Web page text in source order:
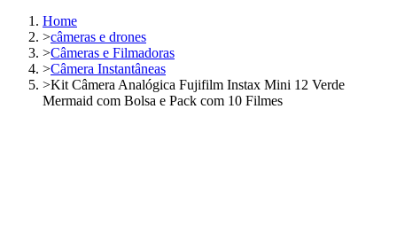
Home
>câmeras e drones
>Câmeras e Filmadoras
>Câmera Instantâneas
>Kit Câmera Analógica Fujifilm Instax Mini 12 Verde
Mermaid com Bolsa e Pack com 10 Filmes